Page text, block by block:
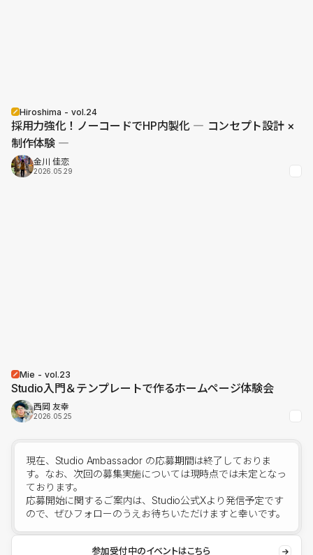
Hiroshima - vol.24
採用力強化！ノーコードでHP内製化 ― コンセプト設計 ×
制作体験 ―
金川 佳恋
2026.05.29
Mie - vol.23
Studio入門＆テンプレートで作るホームページ体験会
西岡 友幸
2026.05.25
現在、Studio Ambassador の応募期間は終了しておりま
す。なお、次回の募集実施については現時点では未定となっ
ております。
応募開始に関するご案内は、Studio公式Xより発信予定です
ので、ぜひフォローのうえお待ちいただけますと幸いです。
参加受付中のイベントはこちら